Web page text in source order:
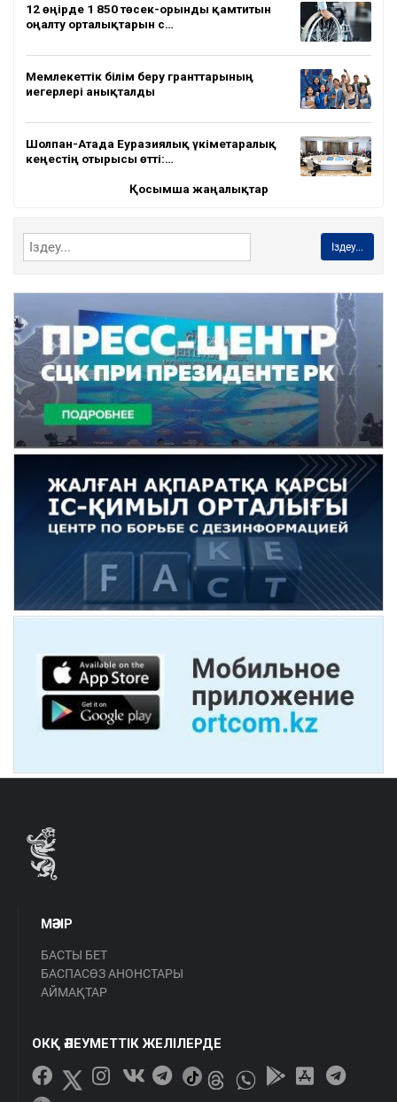
12 өңірде 1 850 төсек-орынды қамтитын
оңалту орталықтарын с…
Мемлекеттік білім беру гранттарының
иегерлері анықталды
Шолпан-Атада Еуразиялық үкіметаралық
кеңестің отырысы өтті:…
Қосымша жаңалықтар
Іздеу...
МӘЗІР
БАСТЫ БЕТ
БАСПАСӨЗ АНОНСТАРЫ
АЙМАҚТАР
ОКҚ ӘЛЕУМЕТТІК ЖЕЛІЛЕРДЕ